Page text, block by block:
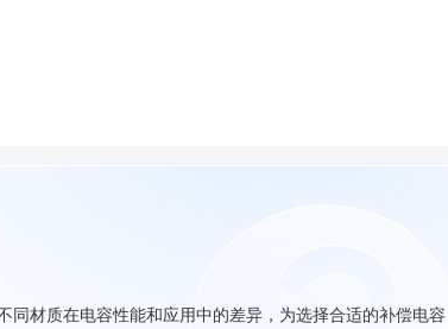
材质在电容性能和应用中的差异，为选择合适的补偿电容